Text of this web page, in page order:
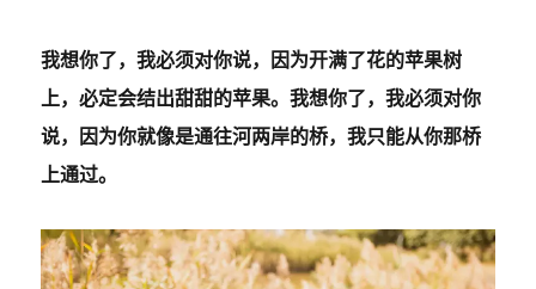
我想你了，我必须对你说，因为开满了花的苹果树
上，必定会结出甜甜的苹果。我想你了，我必须对你
说，因为你就像是通往河两岸的桥，我只能从你那桥
上通过。